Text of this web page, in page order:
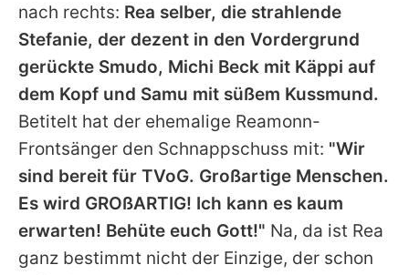
nach rechts: Rea selber, die strahlende
Stefanie, der dezent in den Vordergrund
gerückte Smudo, Michi Beck mit Käppi auf
dem Kopf und Samu mit süßem Kussmund.
Betitelt hat der ehemalige Reamonn-
Frontsänger den Schnappschuss mit: "Wir
sind bereit für TVoG. Großartige Menschen.
Es wird GROßARTIG! Ich kann es kaum
erwarten! Behüte euch Gott!" Na, da ist Rea
ganz bestimmt nicht der Einzige, der schon